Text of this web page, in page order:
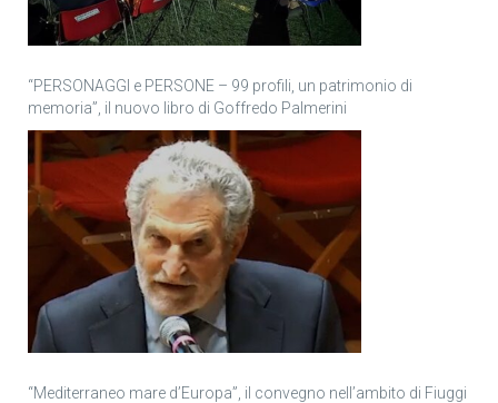
“PERSONAGGI e PERSONE – 99 profili, un patrimonio di
memoria”, il nuovo libro di Goffredo Palmerini
“Mediterraneo mare d’Europa”, il convegno nell’ambito di Fiuggi